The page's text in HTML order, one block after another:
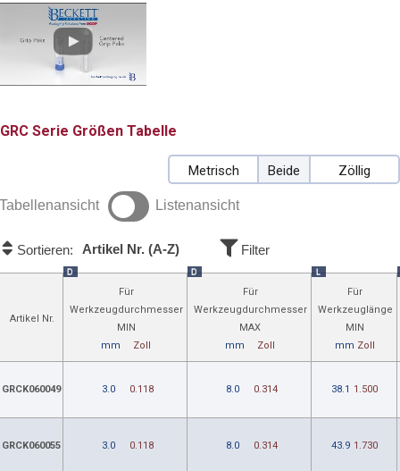
GRC Größen Tabelle
Metrisch Beide Zöllig
Tabellenansicht Listenansicht
Sortieren: Artikel Nr. (A-Z) Filter
Artikel Nr.
D
Für
Werkzeugdurchmesser
MIN
mm
Zoll
D
Für
Werkzeugdurchmesser
MAX
mm
Zoll
L
Für
Werkzeuglänge
MIN
mm Zoll
GRCK060049 3.0 0.118 8.0 0.314 38.1 1.500
GRCK060055 3.0 0.118 8.0 0.314 43.9 1.730